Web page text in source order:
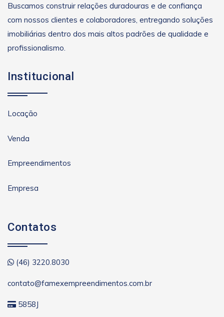
Buscamos construir relações duradouras e de confiança
com nossos clientes e colaboradores, entregando soluções
imobiliárias dentro dos mais altos padrões de qualidade e
profissionalismo.
Institucional
Locação
Venda
Empreendimentos
Empresa
Contatos
(46) 3220.8030
contato@famexempreendimentos.com.br
5858J